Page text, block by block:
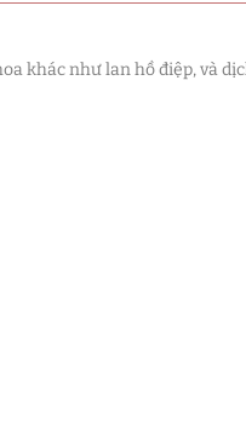
khác như lan hồ điệp, và